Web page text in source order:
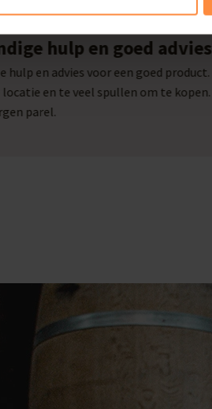
hulp en goed advies
hulp en advies voor een goed product.
locatie en te veel spullen om te kopen.
parel.